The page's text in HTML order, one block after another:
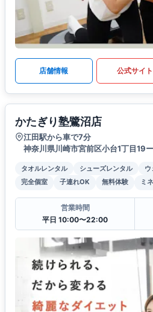
店舗情報 公式サイト
かたぎり塾鷺沼店
江田駅から車で7分
神奈川県川崎市宮前区小台1丁目19
タオルレンタル シューズレンタル ウ
完全個室
子連れOK 無料体験 ミ
営業時間
平日 10:00〜22:00